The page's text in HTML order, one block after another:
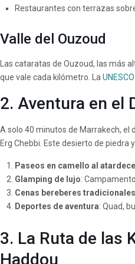
Restaurantes con terrazas
Valle del Ouzoud
Las cataratas de Ouzoud, las más
que vale cada kilómetro. La UNESCO
2. Aventura en el
A solo 40 minutos de Marrakech, el
Erg Chebbi. Este desierto de piedra
Paseos en camello al
Glamping de lujo:
Cenas bereberes tradicionales
Deportes de aventura: Quad,
3. La Ruta de las
Haddou